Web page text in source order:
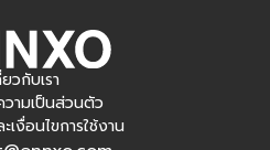
วกับเรา
วามเป็นส่วนตัว
เงื่อนไขการใช้งาน